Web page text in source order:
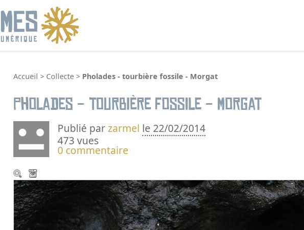
Accueil > Collecte > Pholades - tourbière fossile - Morgat
Pholades - tourbière fossile - Morgat
Publié parzarmel le 22/02/2014
473 vues
0 commentaire